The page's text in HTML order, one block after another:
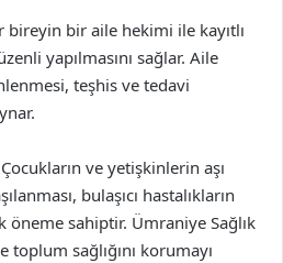
bir aile hekimi ile kayıtlı
yapılmasını sağlar. Aile
teşhis ve tedavi
ve yetişkinlerin aşı
bulaşıcı hastalıkların
öneme sahiptir. Ümraniye Sağlık
toplum sağlığını korumayı